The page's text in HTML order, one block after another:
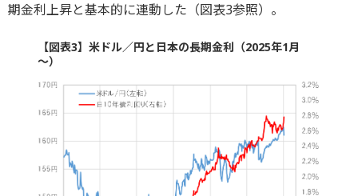
期金利上昇と基本的に連動した（図表3参照）。
【図表3】米ドル／円と日本の長期金利（2025年1月
～）